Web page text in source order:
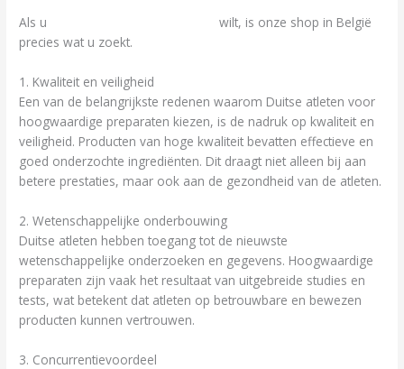
Als u
wilt, is onze shop in België
precies wat u zoekt.
1. Kwaliteit en veiligheid
Een van de belangrijkste redenen waarom Duitse atleten voor
hoogwaardige preparaten kiezen, is de nadruk op kwaliteit en
veiligheid. Producten van hoge kwaliteit bevatten effectieve en
goed onderzochte ingrediënten. Dit draagt niet alleen bij aan
betere prestaties, maar ook aan de gezondheid van de atleten.
2. Wetenschappelijke onderbouwing
Duitse atleten hebben toegang tot de nieuwste
wetenschappelijke onderzoeken en gegevens. Hoogwaardige
preparaten zijn vaak het resultaat van uitgebreide studies en
tests, wat betekent dat atleten op betrouwbare en bewezen
producten kunnen vertrouwen.
3. Concurrentievoordeel